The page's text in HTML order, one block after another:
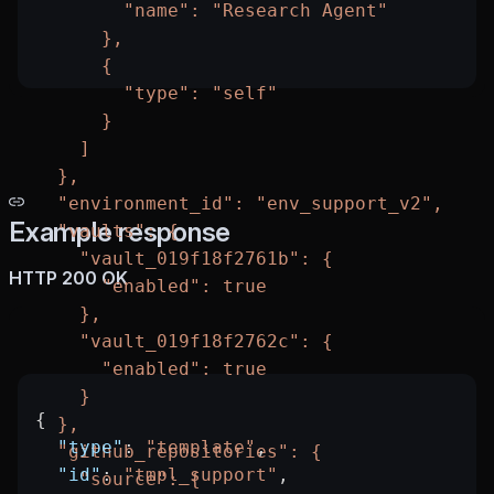
        "name": "Research Agent"
      },
      {
        "type": "self"
      }
    ]
  },
  "environment_id": "env_support_v2",
  "vaults": {
    "vault_019f18f2761b": {
      "enabled": true
    },
    "vault_019f18f2762c": {
      "enabled": true
    }
  },
  "github_repositories": {
    "source": {
Example response
HTTP 200 OK
{
  "type"
: "template" ,
  "id"
: "tmpl_support" ,